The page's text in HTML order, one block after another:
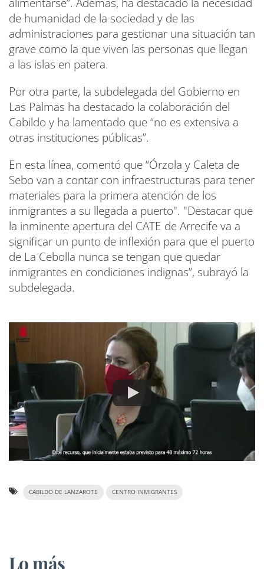
alimentarse”. Además, ha destacado la necesidad
de humanidad de la sociedad y de las
administraciones para gestionar una situación tan
grave como la que viven las personas que llegan
a las islas en patera.
Por otra parte, la subdelegada del Gobierno en
Las Palmas ha destacado la colaboración del
Cabildo y ha lamentado que “no es extensiva a
otras instituciones públicas”.
En esta línea, comentó que “Órzola y Caleta de
Sebo van a contar con infraestructuras para tener
materiales para la primera atención de los
inmigrantes a su llegada a puerto". "Destacar que
la inminente apertura del CATE de Arrecife va a
significar un punto de inflexión para que el puerto
de La Cebolla nunca se tengan que quedar
inmigrantes en condiciones indignas”, subrayó la
subdelegada.
CABILDO DE LANZAROTE CENTRO INMIGRANTES
Lo más